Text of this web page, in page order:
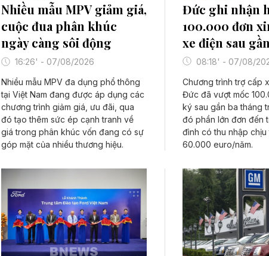
Nhiều mẫu MPV giảm giá,
cuộc đua phân khúc
ngày càng sôi động
16:26' - 07/08/2026
Nhiều mẫu MPV đa dụng phổ thông
tại Việt Nam đang được áp dụng các
chương trình giảm giá, ưu đãi, qua
đó tạo thêm sức ép cạnh tranh về
giá trong phân khúc vốn đang có sự
góp mặt của nhiều thương hiệu.
Đức ghi nhận
100.000 đơn
xe điện sau
08:18' - 07/08/
Chương trình trợ cấp
Đức đã vượt mốc
ký sau gần ba tháng
đó phần lớn đơn đến
đình có thu nhập chịu
60.000 euro/năm.